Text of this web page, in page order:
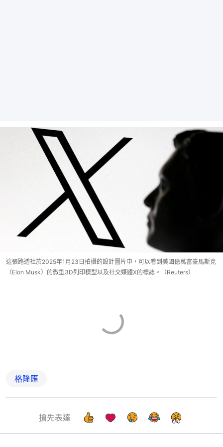
這張路透社於2025年1月23日拍攝的設計圖片中，可以看到美國億萬富豪馬斯克
（Elon Musk）的微型3D列印模型以及社交媒體X的標誌。（Reuters）
格隆匯
搶先表達